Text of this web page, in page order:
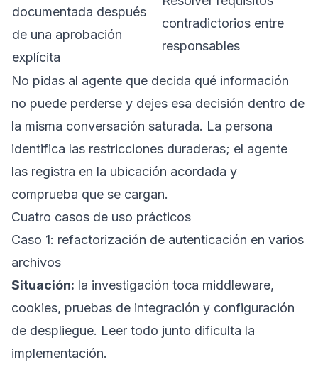
documentada después
de una aprobación
explícita
contradictorios entre
responsables
No pidas al agente que decida qué información
no puede perderse y dejes esa decisión dentro de
la misma conversación saturada. La persona
identifica las restricciones duraderas; el agente
las registra en la ubicación acordada y
comprueba que se cargan.
Cuatro casos de uso prácticos
Caso 1: refactorización de autenticación en varios
archivos
Situación: la investigación toca middleware,
cookies, pruebas de integración y configuración
de despliegue. Leer todo junto dificulta la
implementación.